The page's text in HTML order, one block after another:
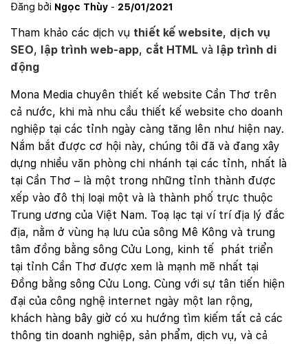
Đăng bởi Ngọc Thùy - 25/01/2021
Tham khảo các dịch vụ thiết kế website, dịch vụ
SEO, lập trình web-app, cắt HTML và lập trình di
động
Mona Media chuyên thiết kế website Cần Thơ trên
cả nước, khi mà nhu cầu thiết kế website cho doanh
nghiệp tại các tỉnh ngày càng tăng lên như hiện nay.
Nắm bắt được cơ hội này, chúng tôi đã và đang xây
dựng nhiều văn phòng chi nhánh tại các tỉnh, nhất là
tại Cần Thơ – là một trong những tỉnh thành được
xếp vào đô thị loại một và là thành phố trực thuộc
Trung ương của Việt Nam. Toạ lạc tại ví trí địa lý đắc
địa, nằm ở vùng hạ lưu của sông Mê Kông và trung
tâm đồng bằng sông Cửu Long, kinh tế phát triển
tại tỉnh Cần Thơ được xem là mạnh mẽ nhất tại
Đồng bằng sông Cửu Long. Cùng với sự tân tiến hiện
đại của công nghệ internet ngày một lan rộng,
khách hàng bây giờ có xu hướng tìm kiếm tất cả các
thông tin doanh nghiệp, sản phẩm, dịch vụ, và cả